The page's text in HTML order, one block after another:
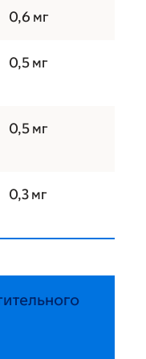
0,6 мг
0,5 мг
0,5 мг
0,3 мг